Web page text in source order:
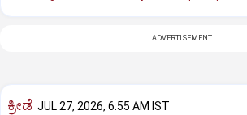
ADVERTISEMENT
ಕ್ರೀಡೆ JUL 27, 2026, 6:55 AM IST